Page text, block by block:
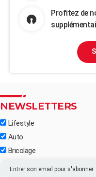
Profitez de
NEWSLETTERS
Lifestyle
Auto
Bricolage